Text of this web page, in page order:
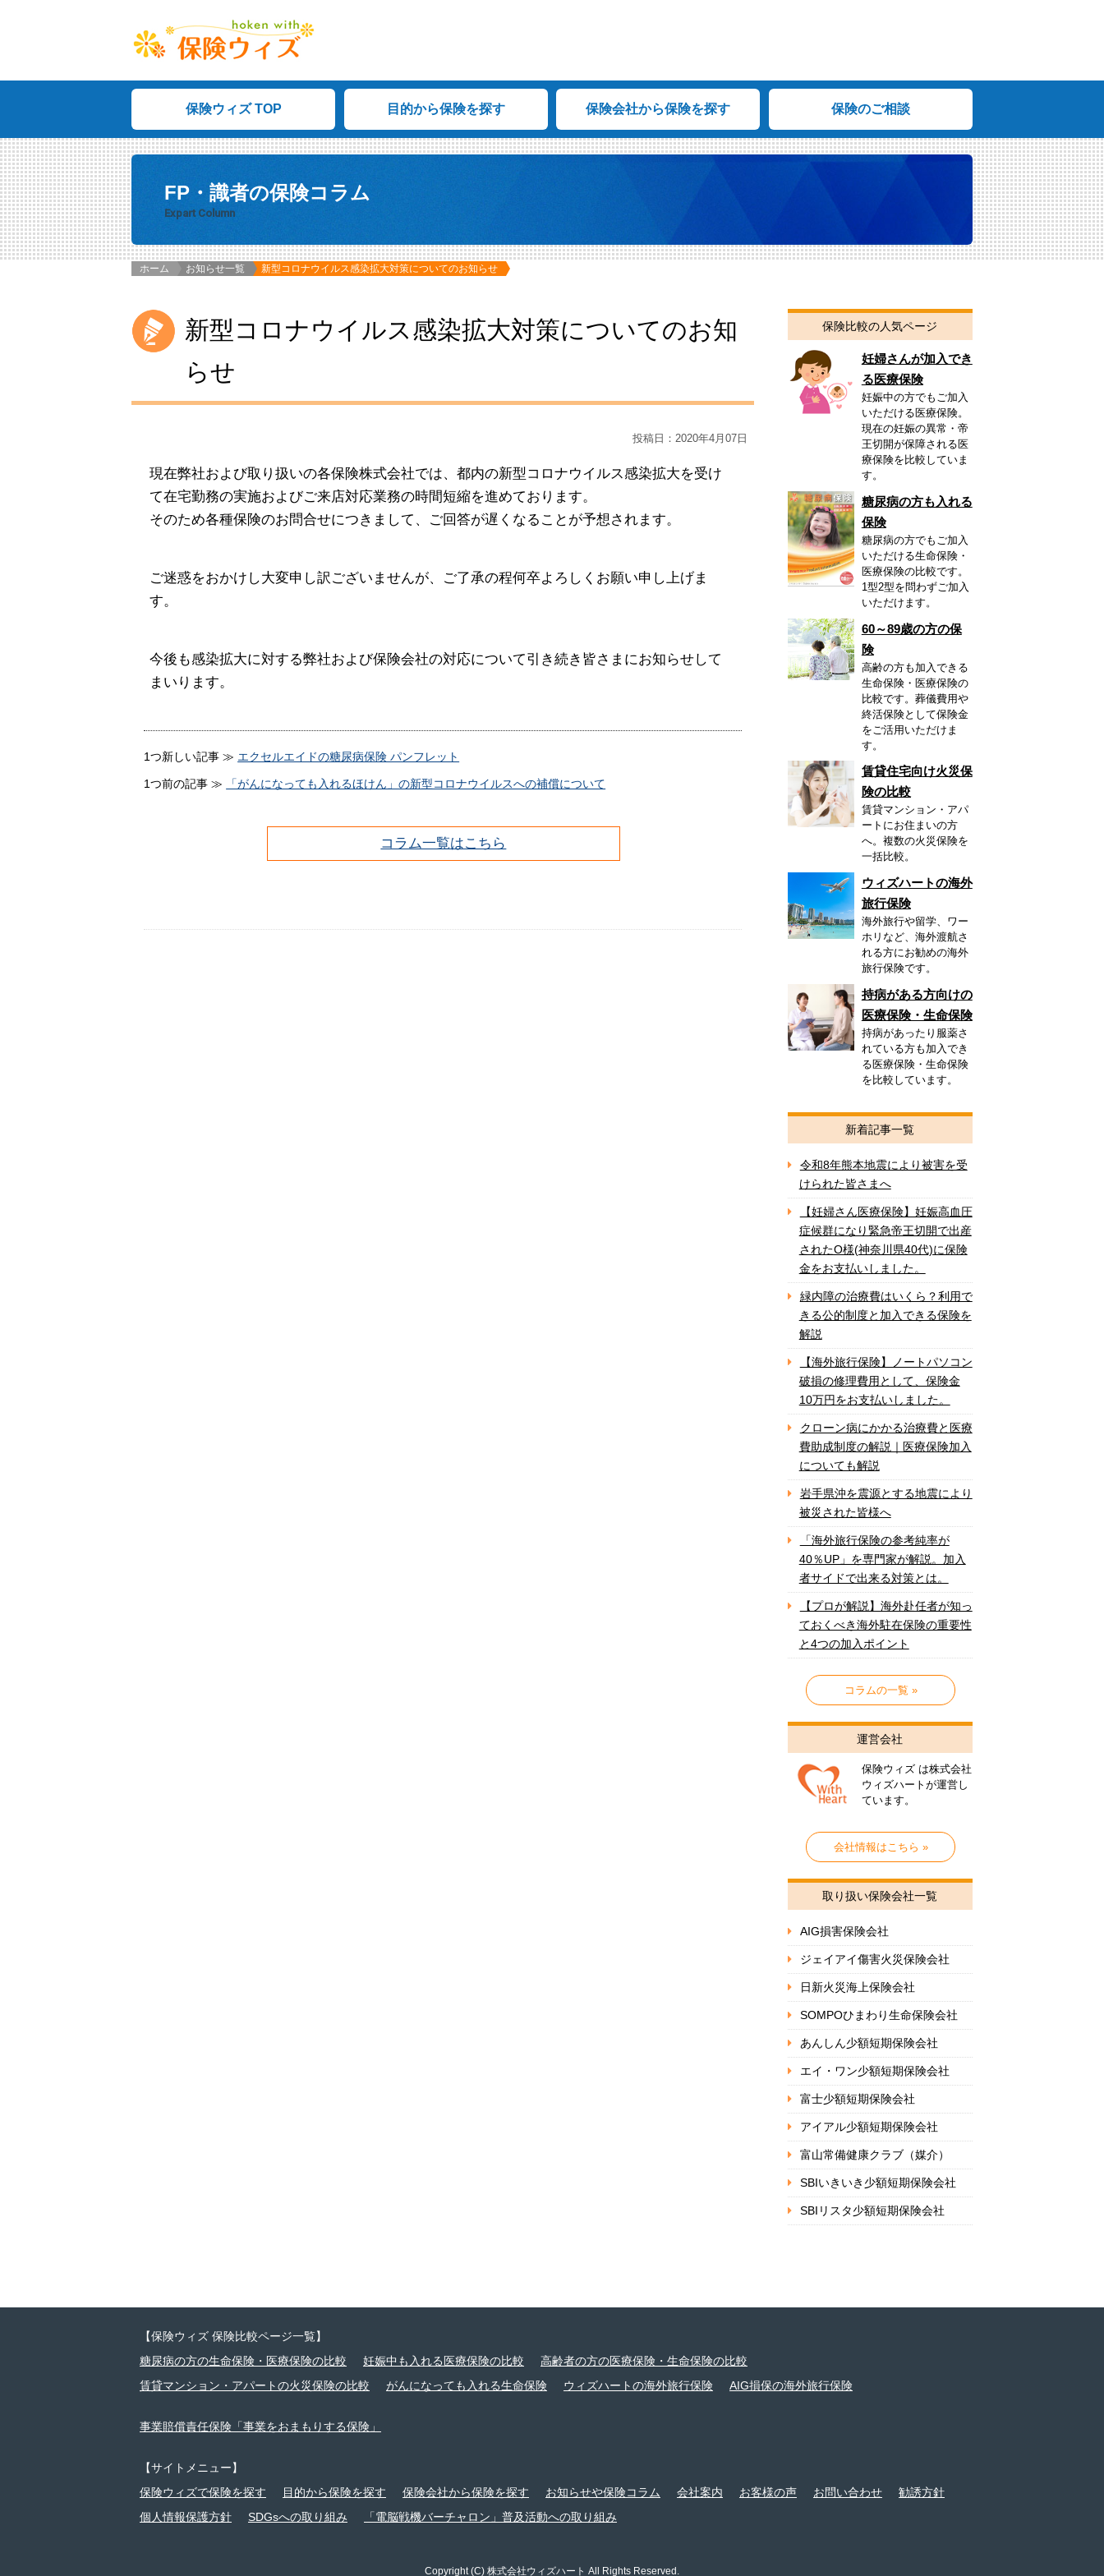
保険ウィズ TOP 目的から保険を探す 保険会社から保険を探す 保険のご相談
FP・識者の保険コラム
Expart Column
ホーム お知らせ一覧 新型コロナウイルス感染拡大対策についてのお知らせ
新型コロナウイルス感染拡大対策についてのお知
らせ
投稿日：2020年4月07日
現在弊社および取り扱いの各保険株式会社では、都内の新型コロナウイルス感染拡大を受け
て在宅勤務の実施およびご来店対応業務の時間短縮を進めております。
そのため各種保険のお問合せにつきまして、ご回答が遅くなることが予想されます。
ご迷惑をおかけし大変申し訳ございませんが、ご了承の程何卒よろしくお願い申し上げま
す。
今後も感染拡大に対する弊社および保険会社の対応について引き続き皆さまにお知らせして
まいります。
1つ新しい記事 ≫ エクセルエイドの糖尿病保険 パンフレット
1つ前の記事 ≫ 「がんになっても入れるほけん」の新型コロナウイルスへの補償について
コラム一覧はこちら
保険比較の人気ページ
妊婦さんが加入でき
る医療保険
妊娠中の方でもご加入
いただける医療保険。
現在の妊娠の異常・帝
王切開が保障される医
療保険を比較していま
す。
糖尿病の方も入れる
保険
糖尿病の方でもご加入
いただける生命保険・
医療保険の比較です。
1型2型を問わずご加入
いただけます。
60～89歳の方の保
険
高齢の方も加入できる
生命保険・医療保険の
比較です。葬儀費用や
終活保険として保険金
をご活用いただけま
す。
賃貸住宅向け火災保
険の比較
賃貸マンション・アパ
ートにお住まいの方
へ。複数の火災保険を
一括比較。
ウィズハートの海外
旅行保険
海外旅行や留学、ワー
ホリなど、海外渡航さ
れる方にお勧めの海外
旅行保険です。
持病がある方向けの
医療保険・生命保険
持病があったり服薬さ
れている方も加入でき
る医療保険・生命保険
を比較しています。
新着記事一覧
令和8年熊本地震により被害を受
けられた皆さまへ
【妊婦さん医療保険】妊娠高血圧
症候群になり緊急帝王切開で出産
されたO様(神奈川県40代)に保険
金をお支払いしました。
緑内障の治療費はいくら？利用で
きる公的制度と加入できる保険を
解説
【海外旅行保険】ノートパソコン
破損の修理費用として、保険金
10万円をお支払いしました。
クローン病にかかる治療費と医療
費助成制度の解説｜医療保険加入
についても解説
岩手県沖を震源とする地震により
被災された皆様へ
「海外旅行保険の参考純率が
40％UP」を専門家が解説。加入
者サイドで出来る対策とは。
【プロが解説】海外赴任者が知っ
ておくべき海外駐在保険の重要性
と4つの加入ポイント
コラムの一覧 »
運営会社
保険ウィズ は株式会社
ウィズハートが運営し
ています。
会社情報はこちら »
取り扱い保険会社一覧
AIG損害保険会社
ジェイアイ傷害火災保険会社
日新火災海上保険会社
SOMPOひまわり生命保険会社
あんしん少額短期保険会社
エイ・ワン少額短期保険会社
富士少額短期保険会社
アイアル少額短期保険会社
富山常備健康クラブ（媒介）
SBIいきいき少額短期保険会社
SBIリスタ少額短期保険会社
【保険ウィズ 保険比較ページ一覧】
糖尿病の方の生命保険・医療保険の比較
妊娠中も入れる医療保険の比較
高齢者の方の医療保険・生命保険の比較
賃貸マンション・アパートの火災保険の比較
がんになっても入れる生命保険 ウィズハートの海外旅行保険 AIG損保の海外旅行保険
事業賠償責任保険「事業をおまもりする保険」
【サイトメニュー】
保険ウィズで保険を探す
目的から保険を探す 保険会社から保険を探す お知らせや保険コラム 会社案内 お客様の声 お問い合わせ
勧誘方針
個人情報保護方針
SDGsへの取り組み 「電脳戦機バーチャロン」普及活動への取り組み
Copyright (C) 株式会社ウィズハート All Rights Reserved.